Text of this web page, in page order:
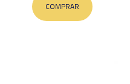
COMPRAR